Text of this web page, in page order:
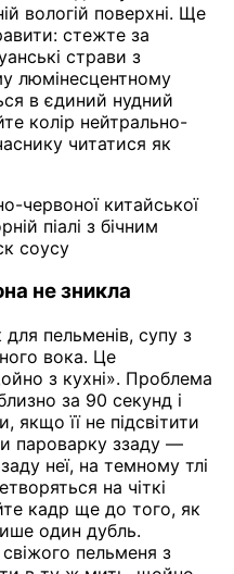
вологій поверхні. Ще
стежте за
страви з
люмінесцентному
в єдиний нудний
колір нейтрально-
читатися як
червоної китайської
піалі з бічним
соусу
не зникла
пельменів, супу з
вока. Це
з кухні». Проблема
за 90 секунд і
її не підсвітити
пароварку ззаду —
неї, на темному тлі
на чіткі
кадр ще до того, як
один дубль.
пельменя з